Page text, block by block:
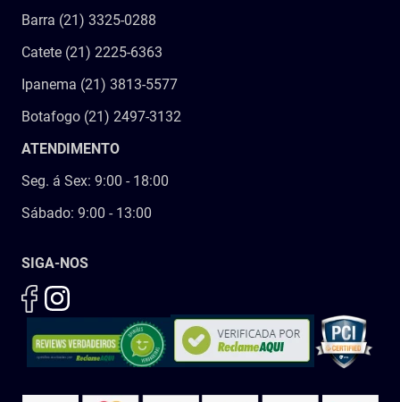
Barra (21) 3325-0288
Catete (21) 2225-6363
Ipanema (21) 3813-5577
Botafogo (21) 2497-3132
ATENDIMENTO
Seg. á Sex: 9:00 - 18:00
Sábado: 9:00 - 13:00
SIGA-NOS